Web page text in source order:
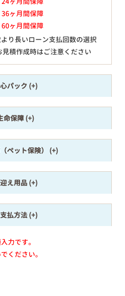
ヶ月間保障
ヶ月間保障
り長いローン支払回数の選択
積作成時はご注意ください
パック
命保障
ペット保険）
え用品
払方法
力です。
ください。